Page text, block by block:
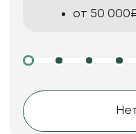
от 50